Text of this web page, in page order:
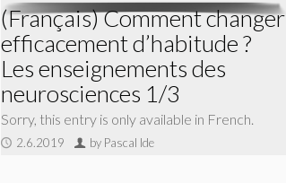
(Français) Comment changer
efficacement d’habitude ?
Les enseignements des
neurosciences 1/3
Sorry, this entry is only available in French.
2.6.2019 by Pascal Ide